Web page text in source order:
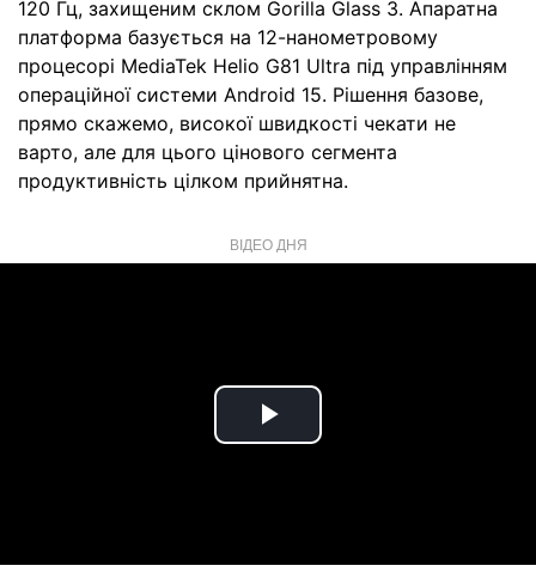
120 Гц, захищеним склом Gorilla Glass 3. Апаратна
платформа базується на 12-нанометровому
процесорі MediaTek Helio G81 Ultra під управлінням
операційної системи Android 15. Рішення базове,
прямо скажемо, високої швидкості чекати не
варто, але для цього цінового сегмента
продуктивність цілком прийнятна.
ВІДЕО ДНЯ
Play